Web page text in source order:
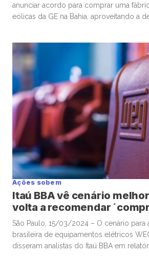
anunciar acordo para comprar uma
eólicas da GE na Bahia, aproveitando a
mundial de turbinas em 2022, superando
Ações sobem
Itaú BBA vê cenário
volta a recomendar
São Paulo, 15/03/2024 – O cenário para
brasileira de equipamentos elétricos
disseram analistas do Itaú BBA em